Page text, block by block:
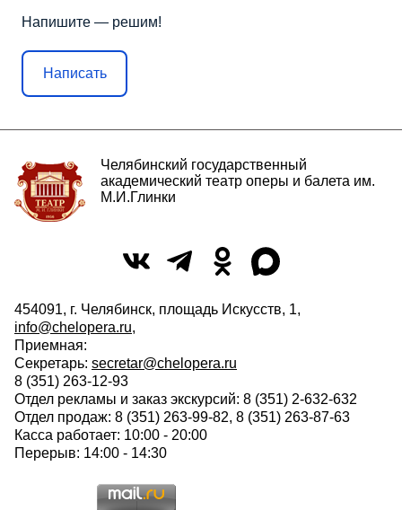
Напишите — решим!
Написать
Челябинский государственный
академический театр оперы и балета им.
М.И.Глинки
454091, г. Челябинск, площадь Искусств, 1,
info@chelopera.ru,
Приемная:
Секретарь: secretar@chelopera.ru
8 (351) 263-12-93
Отдел рекламы и заказ экскурсий: 8 (351) 2-632-632
Отдел продаж: 8 (351) 263-99-82, 8 (351) 263-87-63
Касса работает: 10:00 - 20:00
Перерыв: 14:00 - 14:30